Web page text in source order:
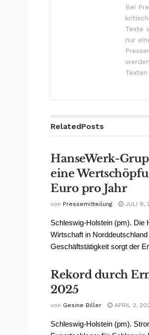
Bei
Texte
nur
RelatedPosts
HanseWerk-
eine
Euro pro Jahr
von Pressemitteilung JULI 9,
Schleswig-Holstein (pm). Die
Wirtschaft in
Geschäftstätigkeit sorgt der
Rekord durch
2025
von Gesine Biller APRIL 2,
Schleswig-Holstein (pm).